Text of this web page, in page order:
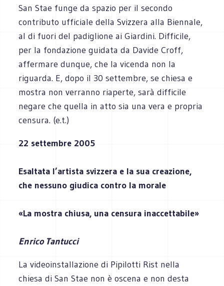
San Stae funge da spazio per il secondo
contributo ufficiale della Svizzera alla Biennale,
al di fuori del padiglione ai Giardini. Difficile,
per la fondazione guidata da Davide Croff,
affermare dunque, che la vicenda non la
riguarda. E, dopo il 30 settembre, se chiesa e
mostra non verranno riaperte, sarà difficile
negare che quella in atto sia una vera e propria
censura. (e.t.)
22 settembre 2005
Esaltata l’artista svizzera e la sua creazione,
che nessuno giudica contro la morale
«La mostra chiusa, una censura inaccettabile»
Enrico Tantucci
La videoinstallazione di Pipilotti Rist nella
chiesa di San Stae non è oscena e non desta